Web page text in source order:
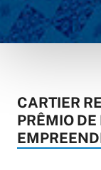
CARTIER
PRÊMIO